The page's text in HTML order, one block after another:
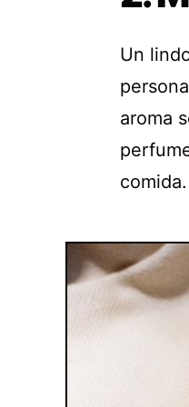
Un
aroma
comida.